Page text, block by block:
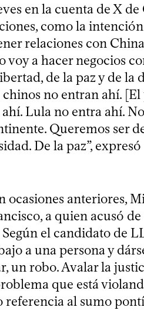
en la cuenta de X de
como la
relaciones con
voy a hacer negocios
de la paz y de la
no entran ahí.
Lula no entra ahí.
Queremos ser
De la paz”,
ocasiones anteriores,
a quien acusó
el candidato de
a una persona y
un robo. Avalar la
que está
referencia al sumo